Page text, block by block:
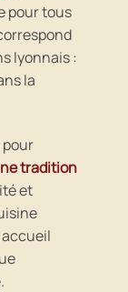
pour tous
lyonnais :
la
pour
tradition
et